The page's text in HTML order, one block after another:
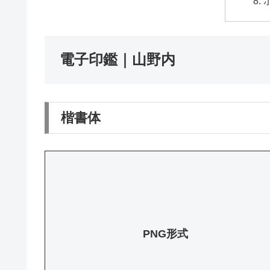
電子印鑑｜山野内
楷書体
PNG形式